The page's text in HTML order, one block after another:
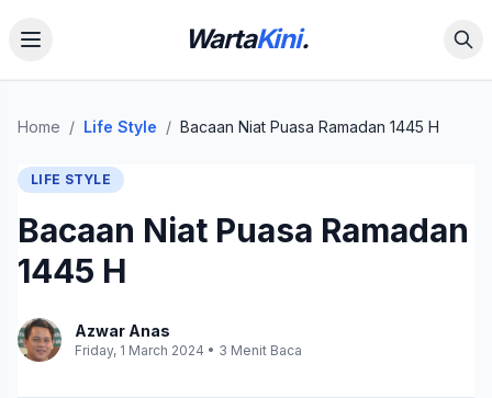
WartaKini.
Home / Life Style / Bacaan Niat Puasa Ramadan 1445 H
LIFE STYLE
Bacaan Niat Puasa Ramadan
1445 H
Azwar Anas
Friday, 1 March 2024 • 3 Menit Baca